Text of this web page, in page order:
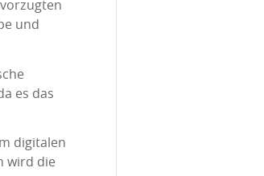
und
es das
digitalen
wird die